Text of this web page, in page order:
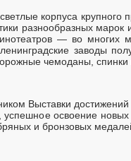
корпуса
разнообразных марок
— во многих
заводы
чемоданы,
Выставки
освоение
и бронзовых